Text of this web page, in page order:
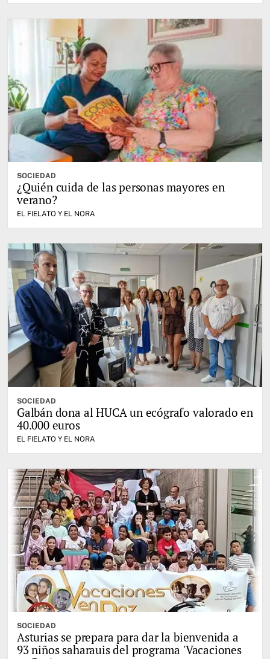
SOCIEDAD
¿Quién cuida de las personas mayores en
verano?
EL FIELATO Y EL NORA
SOCIEDAD
Galbán dona al HUCA un ecógrafo valorado en
40.000 euros
EL FIELATO Y EL NORA
SOCIEDAD
Asturias se prepara para dar la bienvenida a
93 niños saharauis del programa 'Vacaciones